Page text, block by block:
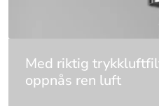
Med riktig
oppnås ren luft